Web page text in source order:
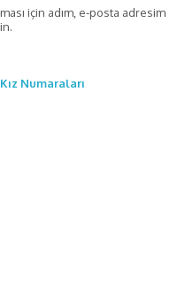
için adım, e-posta adresim
Kız Numaraları